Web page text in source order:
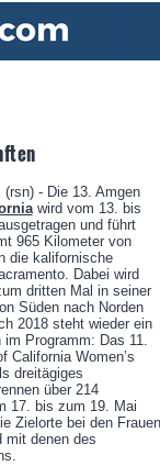
(rsn) - Die 13. Amgen
wird vom 13. bis
und führt
965 Kilometer von
die kalifornische
Dabei wird
dritten Mal in seiner
Süden nach Norden
2018 steht wieder ein
im Programm: Das 11.
California Women’s
dreitägiges
über 214
17. bis zum 19. Mai
Zielorte bei den Frauen
mit denen des